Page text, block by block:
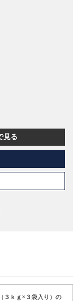
見る
３ｋｇ×３袋入り）の